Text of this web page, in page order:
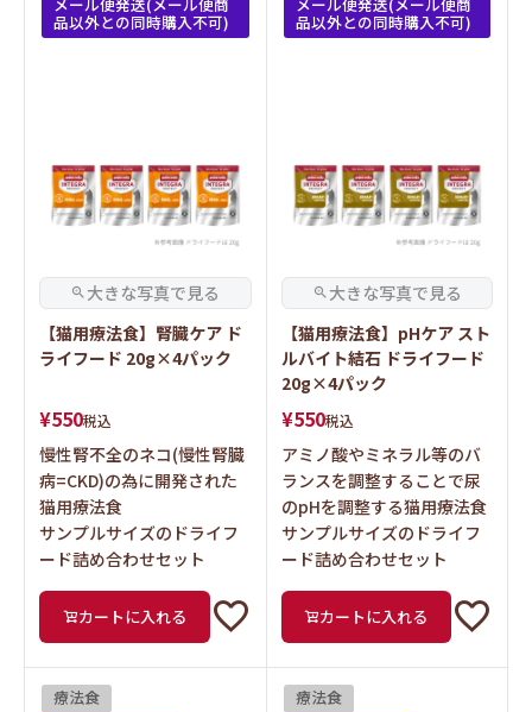
品以外との同時購入不可)
【猫用療法食】腎臓ケア ド
ライフード 20g×4パック
¥550税込
慢性腎不全のネコ(慢性腎臓
病=CKD)の為に開発された
猫用療法食
サンプルサイズのドライフ
ード詰め合わせセット
カートに入れる
品以外との同時購入不可)
【猫用療法食】pHケア スト
ルバイト結石 ドライフード
20g×4パック
¥550税込
アミノ酸やミネラル等のバ
ランスを調整することで尿
のpHを調整する猫用療法食
サンプルサイズのドライフ
ード詰め合わせセット
カートに入れる
療法食
療法食